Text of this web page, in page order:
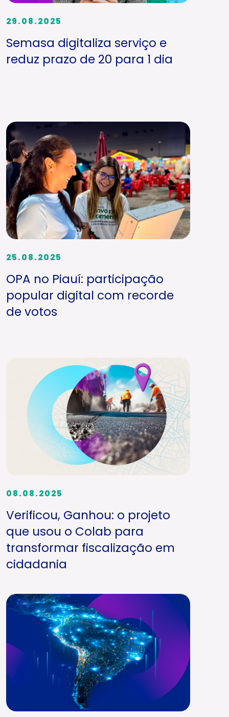
29.08.2025
Semasa digitaliza serviço e
reduz prazo de 20 para 1 dia
25.08.2025
OPA no Piauí: participação
popular digital com recorde
de votos
08.08.2025
Verificou, Ganhou: o projeto
que usou o Colab para
transformar fiscalização em
cidadania